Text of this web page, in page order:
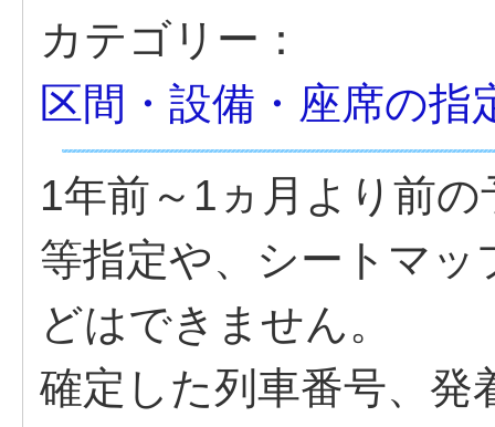
カテゴリー：
区間・設備・座席の指
1年前～1ヵ月より前
等指定や、シートマ
どはできません。
確定した列車番号、発